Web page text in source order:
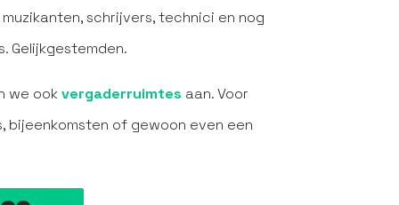
schrijvers, technici en nog
Gelijkgestemden.
we ookvergaderruimtes aan. Voor
bijeenkomsten of gewoon even een